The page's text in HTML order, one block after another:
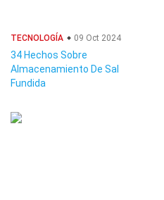
TECNOLOGÍA 09 Oct 2024
34 Hechos Sobre
Almacenamiento De Sal
Fundida